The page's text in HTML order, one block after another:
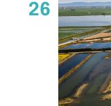
26